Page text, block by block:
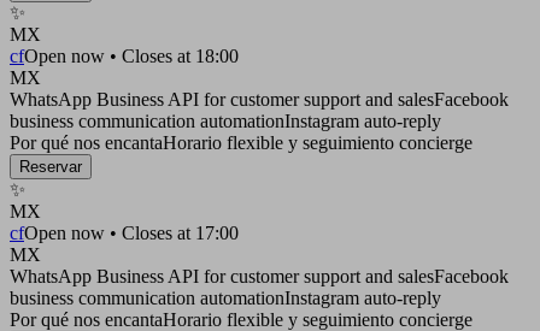
✨
MX
cfOpen now • Closes at 18:00
MX
WhatsApp Business API for customer support and salesFacebook
business communication automationInstagram auto-reply
Por qué nos encantaHorario flexible y seguimiento concierge
Reservar
✨
MX
cfOpen now • Closes at 17:00
MX
WhatsApp Business API for customer support and salesFacebook
business communication automationInstagram auto-reply
Por qué nos encantaHorario flexible y seguimiento concierge